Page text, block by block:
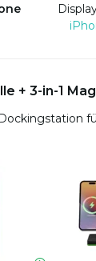
+ 3-in-1